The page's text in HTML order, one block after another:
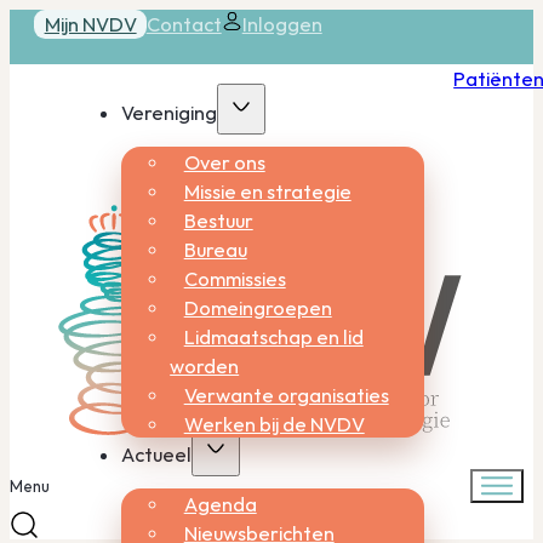
Mijn NVDV Contact Inloggen
Vereniging
Over ons
Missie en strategie
Bestuur
Bureau
Commissies
Domeingroepen
Lidmaatschap en lid
worden
Verwante organisaties
Werken bij de NVDV
Actueel
Agenda
Nieuwsberichten
Menu